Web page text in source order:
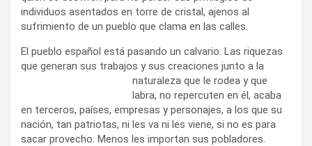
individuos asentados en torre de cristal, ajenos al
sufrimiento de un pueblo que clama en las calles.
El pueblo español está pasando un calvario. Las riquezas
que generan sus trabajos y sus creaciones junto a la
naturaleza que le rodea y que
labra, no repercuten en él, acaba
en terceros, países, empresas y personajes, a los que su
nación, tan patriotas, ni les va ni les viene, si no es para
sacar provecho. Menos les importan sus pobladores.